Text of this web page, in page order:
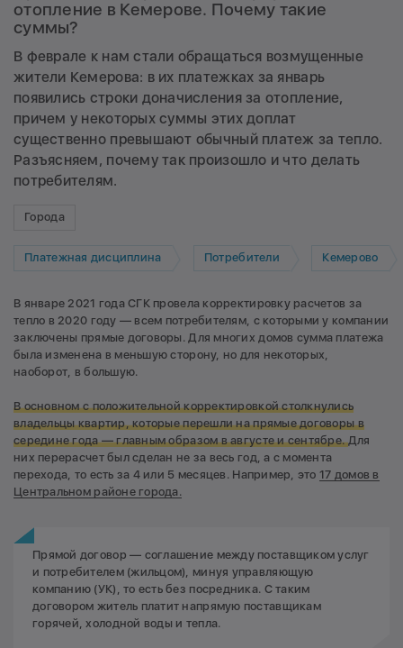
отопление в Кемерове. Почему такие
суммы?
В феврале к нам стали обращаться возмущенные
жители Кемерова: в их платежках за январь
появились строки доначисления за отопление,
причем у некоторых суммы этих доплат
существенно превышают обычный платеж за тепло.
Разъясняем, почему так произошло и что делать
потребителям.
Города
Платежная дисциплина Потребители Кемерово
В январе 2021 года СГК провела корректировку расчетов за
тепло в 2020 году — всем потребителям, с которыми у компании
заключены прямые договоры. Для многих домов сумма платежа
была изменена в меньшую сторону, но для некоторых,
наоборот, в большую.
В основном с положительной корректировкой столкнулись
владельцы квартир, которые перешли на прямые договоры в
середине года — главным образом в августе и сентябре.Для
них перерасчет был сделан не за весь год, а с момента
перехода, то есть за 4 или 5 месяцев. Например, это17 домов в
Центральном районе города.
Прямой договор — соглашение между поставщиком услуг
и потребителем (жильцом), минуя управляющую
компанию (УК), то есть без посредника. С таким
договором житель платит напрямую поставщикам
горячей, холодной воды и тепла.